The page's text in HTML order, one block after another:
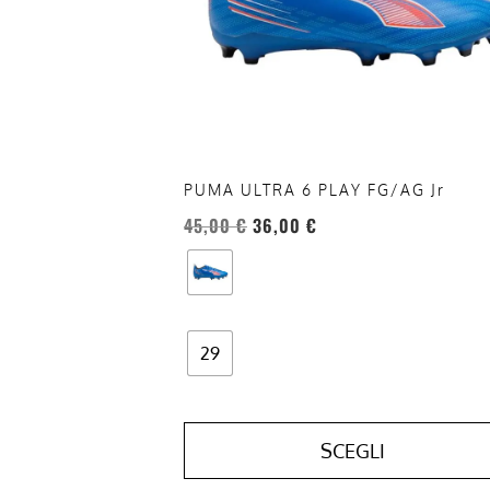
PUMA ULTRA 6 PLAY FG/AG Jr
45,00€ 36,00 €
29
SCEGLI
opzioni
possono
del
prodotto